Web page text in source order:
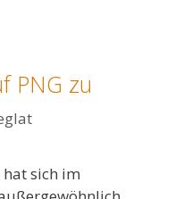
PNG zu
sich im